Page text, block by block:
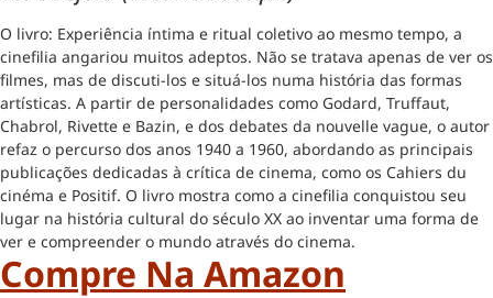
O livro: Experiência íntima e ritual coletivo ao mesmo tempo, a
cinefilia angariou muitos adeptos. Não se tratava apenas de ver os
filmes, mas de discuti-los e situá-los numa história das formas
artísticas. A partir de personalidades como Godard, Truffaut,
Chabrol, Rivette e Bazin, e dos debates da nouvelle vague, o autor
refaz o percurso dos anos 1940 a 1960, abordando as principais
publicações dedicadas à crítica de cinema, como os Cahiers du
cinéma e Positif. O livro mostra como a cinefilia conquistou seu
lugar na história cultural do século XX ao inventar uma forma de
ver e compreender o mundo através do cinema.
Compre Na Amazon